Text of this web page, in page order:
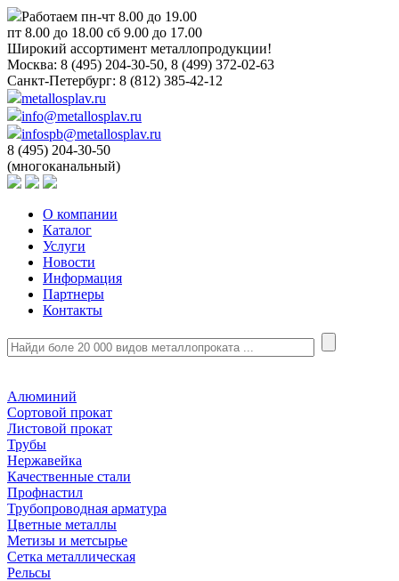
Работаем пн-чт 8.00 до 19.00
пт 8.00 до 18.00 сб 9.00 до 17.00
Широкий ассортимент металлопродукции!
Москва: 8 (495) 204-30-50, 8 (499) 372-02-63
Санкт-Петербург: 8 (812) 385-42-12
metallosplav.ru
info@metallosplav.ru
infospb@metallosplav.ru
8 (495) 204-30-50
(многоканальный)
О компании
Каталог
Услуги
Новости
Информация
Партнеры
Контакты
Алюминий
Сортовой прокат
Листовой прокат
Трубы
Нержавейка
Качественные стали
Профнастил
Трубопроводная арматура
Цветные металлы
Метизы и метсырье
Сетка металлическая
Рельсы